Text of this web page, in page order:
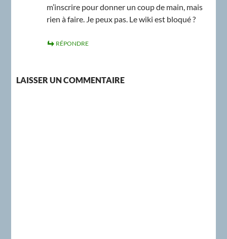
m’inscrire pour donner un coup de main, mais
rien à faire. Je peux pas. Le wiki est bloqué ?
RÉPONDRE
LAISSER UN COMMENTAIRE